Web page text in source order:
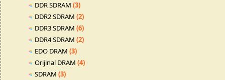
DDR SDRAM (3)
DDR2 SDRAM (2)
DDR3 SDRAM (6)
DDR4 SDRAM (2)
EDO DRAM (3)
Orijinal DRAM (4)
SDRAM (3)